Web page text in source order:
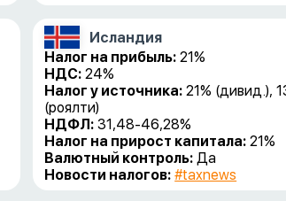
Исландия
Налог на прибыль: 21%
НДС: 24%
Налог у источника: 21% (дивид.),
(роялти)
НДФЛ: 31,48-46,28%
Налог на прирост капитала: 21%
Валютный контроль: Да
Новости налогов: #taxnews